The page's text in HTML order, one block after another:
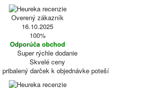
Overený zákazník
16.10.2025
100%
Odporúča obchod
Super rýchle dodanie
Skvelé ceny
pribalený darček k objednávke poteší